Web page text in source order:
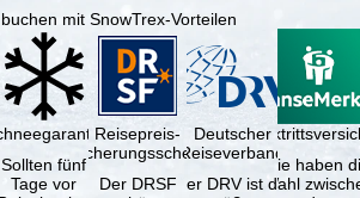
mit SnowTrex-Vorteilen
Sollten fünf
Tage vor
Reisepreis-
Sicherungsschein
Der DRSF
Deutscher
Reiseverband
Der DRV ist die
Sie haben
Wahl